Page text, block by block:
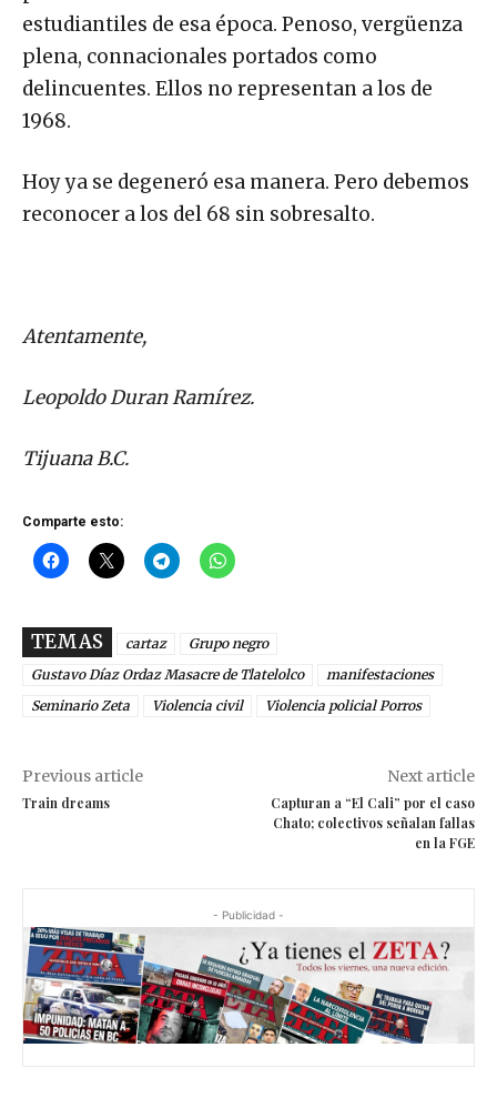
estudiantiles de esa época. Penoso, vergüenza
plena, connacionales portados como
delincuentes. Ellos no representan a los de
1968.
Hoy ya se degeneró esa manera. Pero debemos
reconocer a los del 68 sin sobresalto.
Atentamente,
Leopoldo Duran Ramírez.
Tijuana B.C.
Comparte esto:
TEMAS cartaz
Grupo negro
Gustavo Díaz Ordaz Masacre de Tlatelolco
manifestaciones
Seminario Zeta
Violencia civil Violencia policial Porros
Previous article
Train dreams
Next article
Capturan a “El Cali” por el caso
Chato; colectivos señalan fallas
en la FGE
- Publicidad -